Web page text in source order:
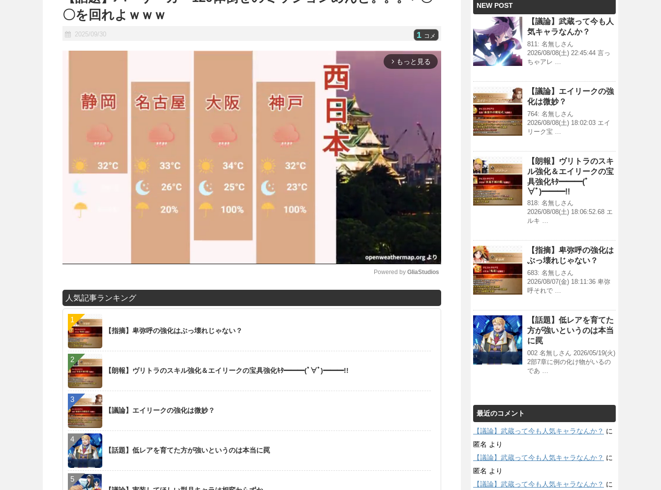
〇を回れよｗｗｗ
2025/09/30 1 コメ
arrow_forward_ios もっと見る
Powered by GliaStudios
人気記事ランキング
【指摘】卑弥呼の強化はぶっ壊れじゃない？
【朗報】ヴリトラのスキル強化＆エイリークの宝具強化ｷﾀ━━━(ﾟ∀ﾟ)━━━!!
【議論】エイリークの強化は微妙？
【話題】低レアを育てた方が強いというのは本当に罠
NEW POST
【議論】武蔵って今も人
気キャラなんか？
811: 名無しさん
2026/08/08(土) 22:45:44 言っ
ちゃアレ …
【議論】エイリークの強
化は微妙？
764: 名無しさん
2026/08/08(土) 18:02:03 エイ
リーク宝 …
【朗報】ヴリトラのスキ
ル強化＆エイリークの宝
具強化ｷﾀ━━━(ﾟ
∀ﾟ)━━━!!
818: 名無しさん
2026/08/08(土) 18:06:52.68 エ
ルキ …
【指摘】卑弥呼の強化は
ぶっ壊れじゃない？
683: 名無しさん
2026/08/07(金) 18:11:36 卑弥
呼それで …
【話題】低レアを育てた
方が強いというのは本当
に罠
002 名無しさん 2026/05/19(火)
2部7章に例の化け物がいるの
であ …
最近のコメント
【議論】武蔵って今も人気キャラなんか？ に
匿名 より
【議論】武蔵って今も人気キャラなんか？ に
匿名 より
【議論】武蔵って今も人気キャラなんか？ に